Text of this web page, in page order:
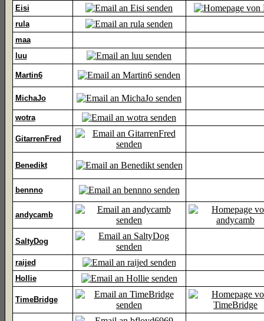
Eisi
rula
maa
luu
Martin6
MichaJo
wotra
GitarrenFred
Benedikt
bennno
andycamb
SaltyDog
raijed
Hollie
TimeBridge